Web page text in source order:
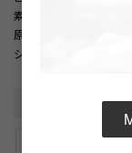
素材
： 表地 シルク
原産国
シーズン